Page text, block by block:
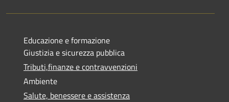
Educazione e formazione
Giustizia e sicurezza pubblica
Tributi,finanze e contravvenzioni
Ambiente
Salute, benessere e assistenza